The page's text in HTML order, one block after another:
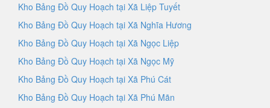
Kho Bảng Đồ Quy Hoạch tại Xã Liệp Tuyết
Kho Bảng Đồ Quy Hoạch tại Xã Nghĩa Hương
Kho Bảng Đồ Quy Hoạch tại Xã Ngọc Liệp
Kho Bảng Đồ Quy Hoạch tại Xã Ngọc Mỹ
Kho Bảng Đồ Quy Hoạch tại Xã Phú Cát
Kho Bảng Đồ Quy Hoạch tại Xã Phú Mãn